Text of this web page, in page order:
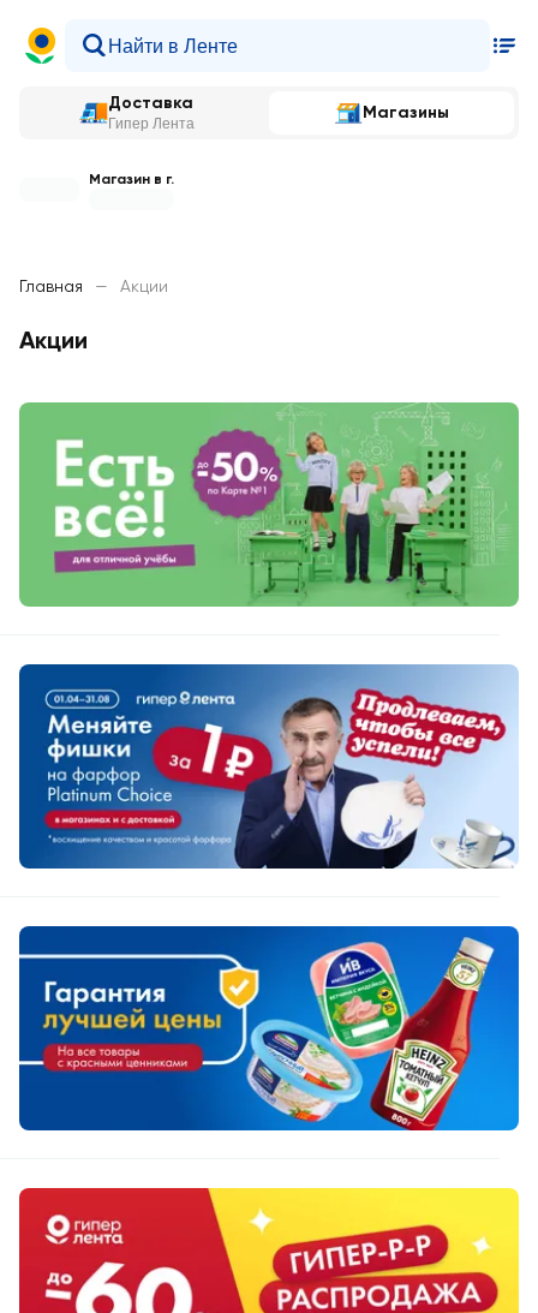
Доставка
Гипер Лента
Магазины
Магазин в г.
Главная — Акции
Акции